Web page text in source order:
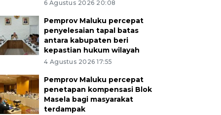
6 Agustus 2026 20:08
Pemprov Maluku percepat
penyelesaian tapal batas
antara kabupaten beri
kepastian hukum wilayah
4 Agustus 2026 17:55
Pemprov Maluku percepat
penetapan kompensasi Blok
Masela bagi masyarakat
terdampak